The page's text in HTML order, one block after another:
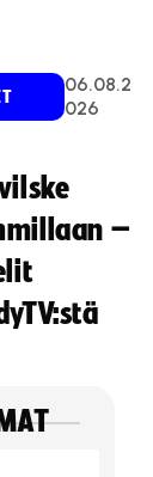
06.08.2
026
–